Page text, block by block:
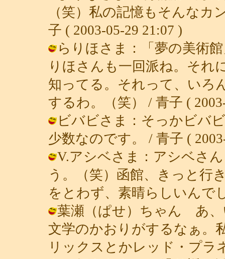
（笑）私の記憶もそんなカ
子 ( 2003-05-29 21:07 )
らりほさま：「夢の美術
りほさんも一回派ね。それ
知ってる。それって、いろ
するわ。（笑） / 青子 (
ビバビさま：そっかビバ
少数なのです。 / 青子 (
V.アシベさま：アシベさ
う。（笑）函館、きっと行
をとわず、素晴らしいんで
葉瀬（ぱせ）ちゃん あ、
文学のかおりがするなぁ。
リックスとかレッド・プラ